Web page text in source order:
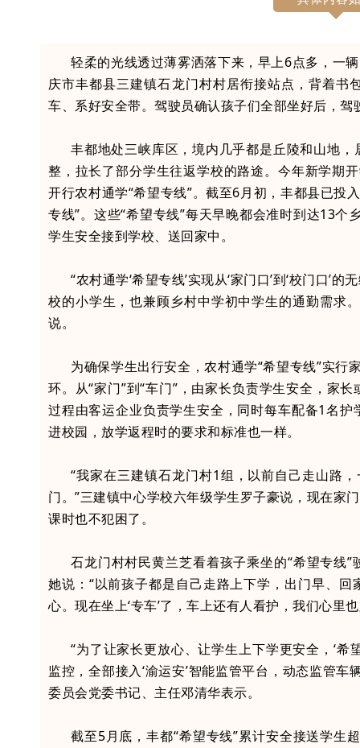
轻柔的光线透过薄雾洒落下来，早上6点多，一
庆市丰都县三建镇石龙门村村居衔接站点，背着书
车、系好安全带。驾驶员确认孩子们全部坐好后，驾
丰都地处三峡库区，境内几乎都是丘陵和山地
整，拉长了部分学生往返学校的路途。今年新学期
开行农村通学“希望专线”。截至6月初，丰都县已投
专线”。这些“希望专线”每天早晚都会准时到达13
学生安全接到学校、送回家中。
“农村通学‘希望专线’实现从‘家门口’到‘校门口’
校的小学生，也兼顾乡村中学初中学生的通勤需求
说。
为确保学生出行安全，农村通学“希望专线”实
环。从“家门”到“车门”，由家长负责学生安全，家
过程由客运企业负责学生安全，同时每车配备1名
进校园，放学返程时的要求和标准也一样。
“我家在三建镇石龙门村1组，以前自己走山路
门。”三建镇中心学校六年级学生罗子豪说，现在家
课时也不犯困了。
石龙门村村民黄兰芝看着孩子乘坐的“希望专线
她说：“以前孩子都是自己走路上下学，出门早、
心。现在坐上‘专车’了，车上还有人看护，我们心里
“为了让家长更放心、让学生上下学更安全，‘
监控，全部接入‘渝运安’智能监管平台，动态监管
委员会党委书记、主任邓清华表示。
截至5月底，丰都“希望专线”累计安全接送学生